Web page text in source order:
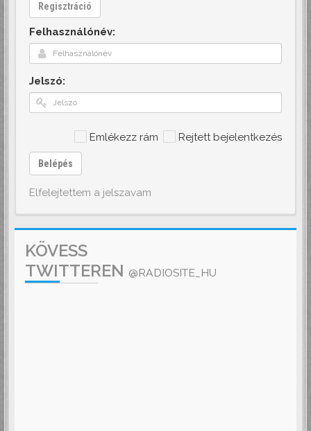
Regisztráció
Felhasználónév:
Jelszó:
Emlékezz rám Rejtett bejelentkezés
Belépés
Elfelejtettem a jelszavam
KÖVESS
TWITTEREN @RADIOSITE_HU